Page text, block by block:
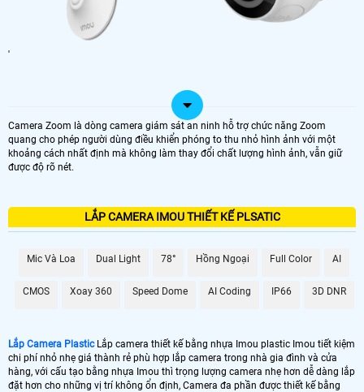
'
Camera Zoom là dòng camera giám sát an ninh hỗ trợ chức năng Zoom
quang cho phép người dùng điều khiển phóng to thu nhỏ hình ảnh với một
khoảng cách nhất định mà không làm thay đổi chất lượng hình ảnh, vẫn giữ
được độ rõ nét.
LẮP CAMERA IMOU THIẾT KẾ PLSATIC
Mic Và Loa Dual Light 78° Hồng Ngoại Full Color AI
CMOS Xoay 360 Speed Dome AI Coding IP66 3D DNR
Lắp Camera PlasticLắp camera thiết kế bằng nhựa Imou plastic Imou tiết kiệm
chi phí nhỏ nhẹ giá thành rẻ phù hợp lắp camera trong nhà gia đình và cửa
hàng, với cấu tạo bằng nhựa Imou thì trọng lượng camera nhẹ hơn dễ dàng lắp
đặt hơn cho những vị trí không ổn định, Camera đa phần được thiết kế bằng